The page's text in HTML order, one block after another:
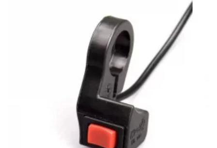
Додати
до
списку
бажань